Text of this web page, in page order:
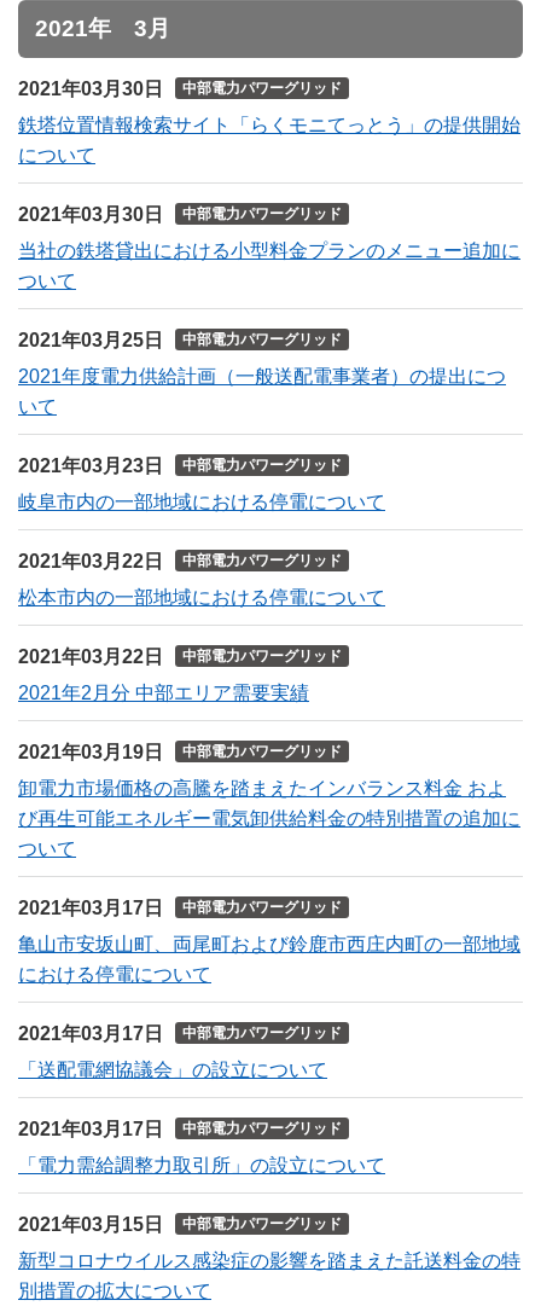
2021年 3月
2021年03月30日 中部電力パワーグリッド
鉄塔位置情報検索サイト「らくモニてっとう」の提供開始
について
2021年03月30日 中部電力パワーグリッド
当社の鉄塔貸出における小型料金プランのメニュー追加に
ついて
2021年03月25日 中部電力パワーグリッド
2021年度電力供給計画（一般送配電事業者）の提出につ
いて
2021年03月23日 中部電力パワーグリッド
岐阜市内の一部地域における停電について
2021年03月22日 中部電力パワーグリッド
松本市内の一部地域における停電について
2021年03月22日 中部電力パワーグリッド
2021年2月分 中部エリア需要実績
2021年03月19日 中部電力パワーグリッド
卸電力市場価格の高騰を踏まえたインバランス料金 およ
び再生可能エネルギー電気卸供給料金の特別措置の追加に
ついて
2021年03月17日 中部電力パワーグリッド
亀山市安坂山町、両尾町および鈴鹿市西庄内町の一部地域
における停電について
2021年03月17日 中部電力パワーグリッド
「送配電網協議会」の設立について
2021年03月17日 中部電力パワーグリッド
「電力需給調整力取引所」の設立について
2021年03月15日 中部電力パワーグリッド
新型コロナウイルス感染症の影響を踏まえた託送料金の特
別措置の拡大について